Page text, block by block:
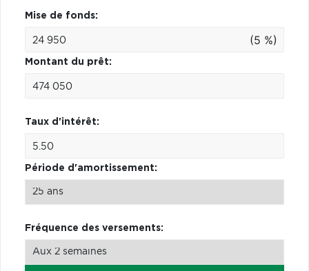
Mise de fonds:
(5 %)
Montant du prêt:
Taux d'intérêt:
Période d'amortissement:
Fréquence des versements: